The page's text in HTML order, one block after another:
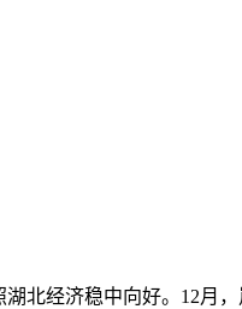
北经济稳中向好。12月